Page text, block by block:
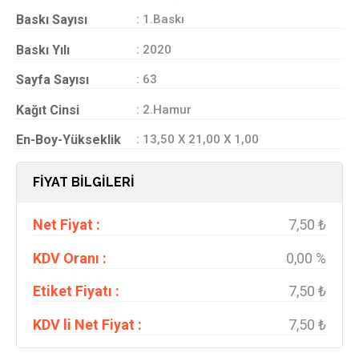
Baskı Sayısı : 1.Baskı
Baskı Yılı : 2020
Sayfa Sayısı : 63
Kağıt Cinsi : 2.Hamur
En-Boy-Yükseklik : 13,50 X 21,00 X 1,00
FİYAT BİLGİLERİ
Net Fiyat :
7,50 ₺
KDV Oranı :
0,00 %
Etiket Fiyatı :
7,50 ₺
KDV li Net Fiyat :
7,50 ₺